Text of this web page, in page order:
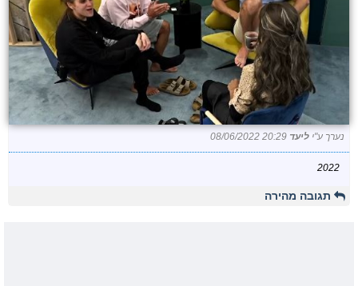
נערך ע"י ליעד 08/06/2022 20:29
2022
תגובה מהירה